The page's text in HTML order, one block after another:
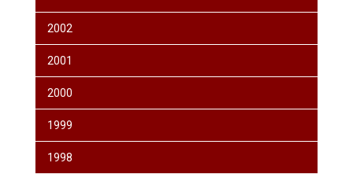
2002
2001
2000
1999
1998